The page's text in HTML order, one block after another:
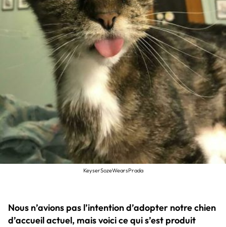
KeyserSozeWearsPrada
Nous n’avions pas l’intention d’adopter notre chien
d’accueil actuel, mais voici ce qui s’est produit